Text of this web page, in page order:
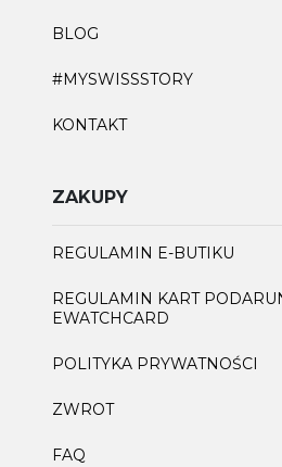
BLOG
#MYSWISSSTORY
KONTAKT
ZAKUPY
REGULAMIN E-BUTIKU
REGULAMIN KART
EWATCHCARD
POLITYKA PRYWATNOŚCI
ZWROT
FAQ